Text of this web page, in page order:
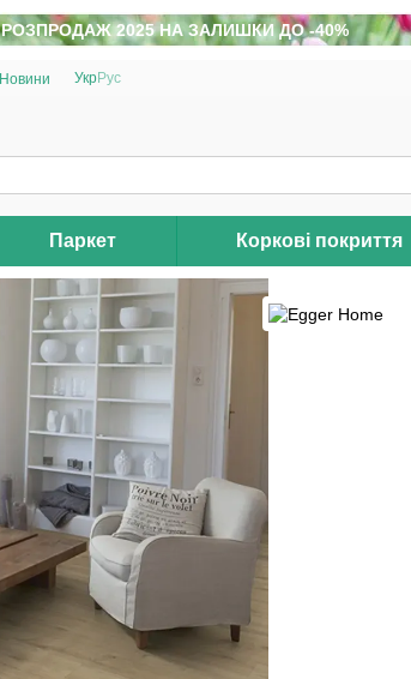
РОЗПРОДАЖ 2025 НА ЗАЛИШКИ ДО -40%
Новини УкрРус
Паркет Коркові покриття